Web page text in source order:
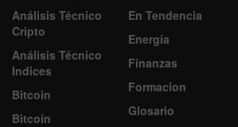
Análisis Técnico
Cripto
Análisis Técnico
Indices
Bitcoin
Bitcoin
En Tendencia
Energía
Finanzas
Formacion
Glosario